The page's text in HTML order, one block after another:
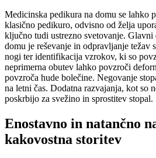
Medicinska pedikura na domu se lahko
klasično pedikuro, odvisno od želja
ključno tudi ustrezno svetovanje.
domu je reševanje in odpravljanje težav
nogi ter identifikacija vzrokov, ki so
neprimerna obutev lahko povzroči
povzroča hude bolečine. Negovanje
na letni čas. Dodatna razvajanja, kot so
poskrbijo za svežino in sprostitev stopal.
Enostavno in natančno
kakovostna storitev